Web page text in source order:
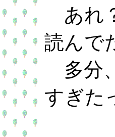
あれ
読んで
多分
すぎた